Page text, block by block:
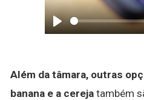
Play
Além da tâmara, outras
banana e a cereja também